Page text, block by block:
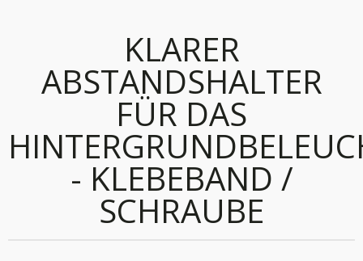
KLARER
ABSTANDSHALTER
FÜR DAS
- KLEBEBAND /
SCHRAUBE